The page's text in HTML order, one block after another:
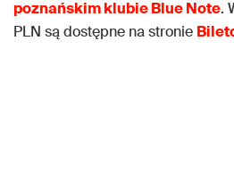
poznańskim klubie Blue Note.
PLN są dostępne na stronie